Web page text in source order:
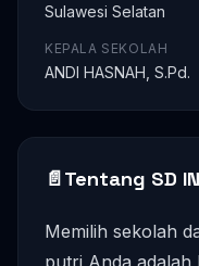
Sulawesi Selatan
KEPALA SEKOLAH
ANDI HASNAH, S.Pd.
📄Tentang SD
Memilih sekolah
putri Anda adalah